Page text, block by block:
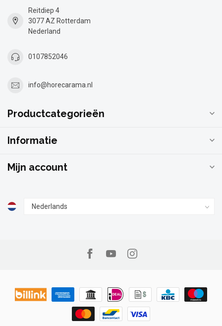
Reitdiep 4
3077 AZ Rotterdam
Nederland
0107852046
info@horecarama.nl
Productcategorieën
Informatie
Mijn account